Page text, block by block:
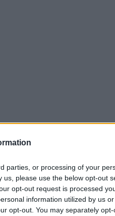
parties, or processing of your
please use the below opt-out
opt-out request is processed
information utilized by us
opt-out. You may separately
technológiával.
mosolyt varázsolnak
intelligencia
weboldal készítés